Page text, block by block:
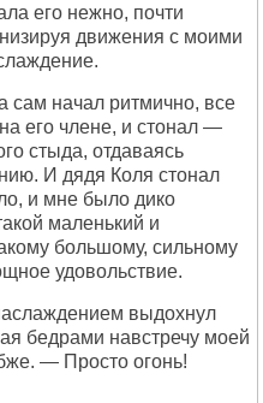
его нежно, почти
движения с моими
сам начал ритмично, все
его члене, и стонал —
стыда, отдаваясь
И дядя Коля стонал
и мне было дико
маленький и
большому, сильному
удовольствие.
выдохнул
бедрами навстречу моей
— Просто огонь!